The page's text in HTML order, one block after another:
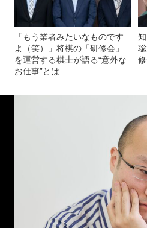
「もう業者みたいなものです
よ（笑）」将棋の「研修会」
を運営する棋士が語る“意外な
お仕事”とは